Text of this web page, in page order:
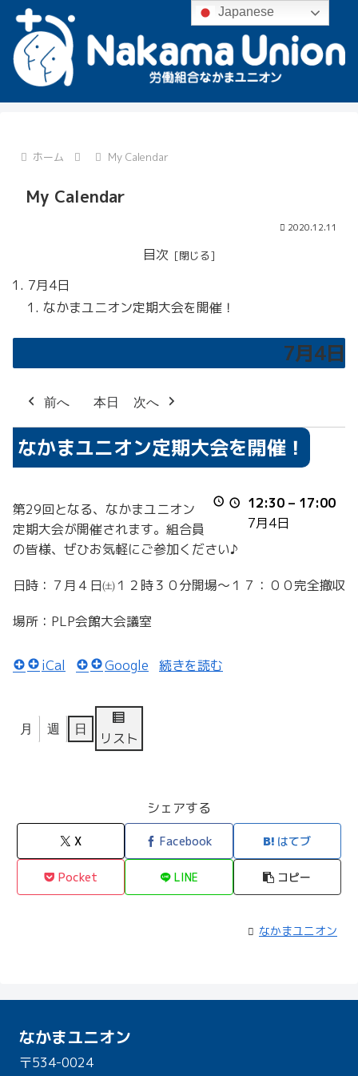
ホーム My Calendar
My Calendar
2020.12.11
目次
7月4日
なかまユニオン定期大会を開催！
7月4日
前へ 本日 次へ
な
か
ニ
オ
ン
定
期
大
を
開
なかまユニオン定期大会を開催！
12:30 – 17:00
7月4日
第29回となる、なかまユニオン
定期大会が開催されます。組合員
の皆様、ぜひお気軽にご参加ください♪
日時：７月４日㈯１２時３０分開場～１７：００完全撤収
場所：PLP会館大会議室
iCal Google 続きを読む
月 週 日
リスト
表
示
シェアする
X Facebook はてブ
Pocket LINE コピー
なかまユニオン
なかまユニオン
〒534-0024
Japanese